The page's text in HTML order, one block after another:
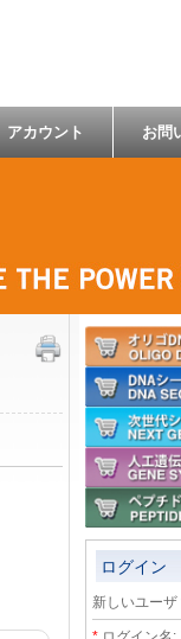
アカウント お問
ログイン
新しいユーザ